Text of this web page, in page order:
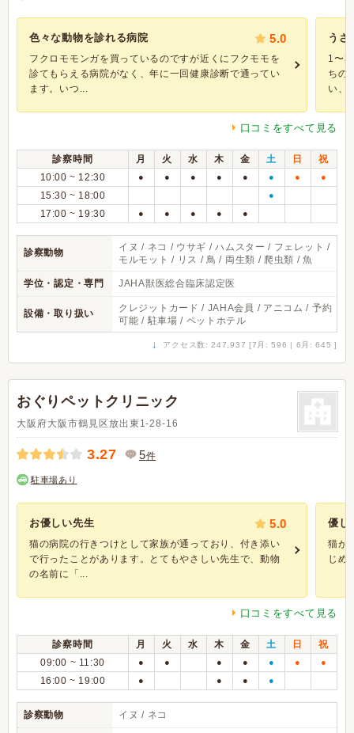
色々な動物を診れる病院 5.0
フクロモモンガを買っているのですが近くにフクモモを
診てもらえる病院がなく、年に一回健康診断で通ってい
ます。いつ...
うさ
1〜3
ちの
い、
口コミをすべて見る
診察時間 月 火 水 木 金 土 日
祝
10:00 ~ 12:30
● ● ● ● ● ● ● ●
15:30 ~ 18:00 ●
17:00 ~ 19:30 ● ● ● ● ●
診察動物
イヌ / ネコ / ウサギ / ハムスター / フェレット /
モルモット / リス / 鳥 / 両生類 / 爬虫類 / 魚
学位・認定・専門 JAHA獣医総合臨床認定医
設備・取り扱い
クレジットカード / JAHA会員 / アニコム / 予約
可能 / 駐車場 / ペットホテル
↓ アクセス数: 247,937 [7月: 596 | 6月: 645 ]
おぐりペットクリニック
大阪府大阪市鶴見区放出東1-28-16
3.27 5件
駐車場あり
お優しい先生 5.0
猫の病院の行きつけとして家族が通っており、付き添い
で行ったことがあります。とてもやさしい先生で、動物
の名前に「...
優し
猫が
じめ
口コミをすべて見る
診察時間 月 火 水 木 金 土 日
祝
09:00 ~ 11:30
● ● ● ● ● ● ●
16:00 ~ 19:00 ● ● ● ●
診察動物 イヌ / ネコ